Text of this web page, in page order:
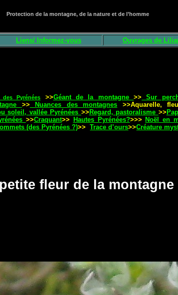
Protection de la montagne, de la nature et de l’homme
Liens/ Informez-vous Ouvrages de
Pyrénées >>Géant de la montagne>> Sur
>> Nuances des montagnes >>Aquarelle,
soleil, vallée Pyrénées >> Regard, pastoralisme >>
>>Craquant>> Hautes Pyrénées?>>> Noël en
(des Pyrénées ?)>>Trace d’ours>>Créature
fleur de la montagne